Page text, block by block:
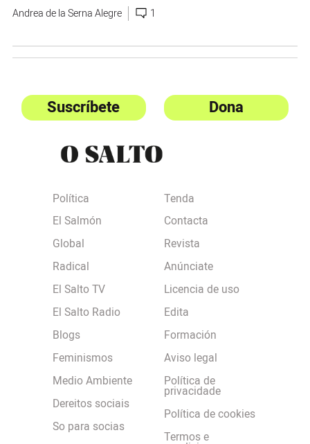
Andrea de la Serna Alegre 1
Suscríbete Dona
Política
El Salmón
Global
Radical
El Salto TV
El Salto Radio
Blogs
Feminismos
Medio Ambiente
Dereitos sociais
So para socias
Tenda
Contacta
Revista
Anúnciate
Licencia de uso
Edita
Formación
Aviso legal
Política de
privacidade
Política de cookies
Termos e